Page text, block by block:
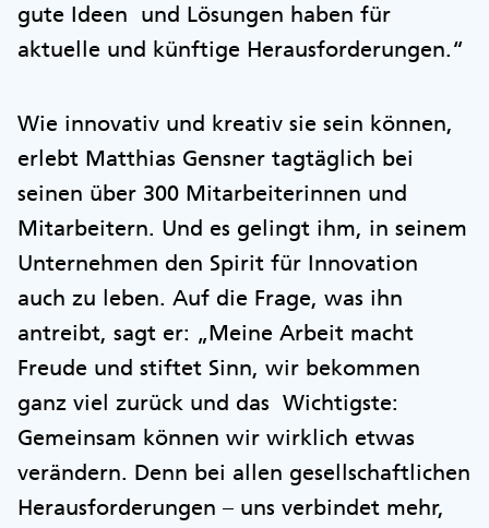
gute Ideen und Lösungen haben für
aktuelle und künftige Herausforderungen.“
Wie innovativ und kreativ sie sein können,
erlebt Matthias Gensner tagtäglich bei
seinen über 300 Mitarbeiterinnen und
Mitarbeitern. Und es gelingt ihm, in seinem
Unternehmen den Spirit für Innovation
auch zu leben. Auf die Frage, was ihn
antreibt, sagt er: „Meine Arbeit macht
Freude und stiftet Sinn, wir bekommen
ganz viel zurück und das Wichtigste:
Gemeinsam können wir wirklich etwas
verändern. Denn bei allen gesellschaftlichen
Herausforderungen – uns verbindet mehr,